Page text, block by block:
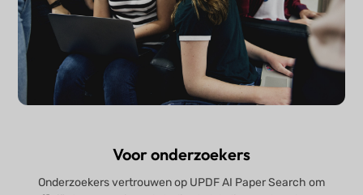
Voor onderzoekers
Onderzoekers vertrouwen op UPDF AI Paper Search om